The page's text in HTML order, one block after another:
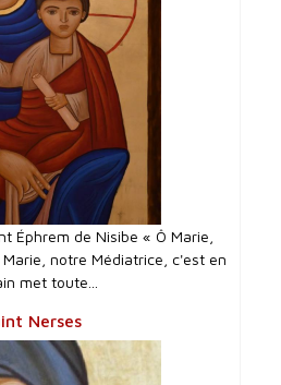
Éphrem de Nisibe « Ô Marie,
notre Médiatrice, c'est en
met toute...
Nerses